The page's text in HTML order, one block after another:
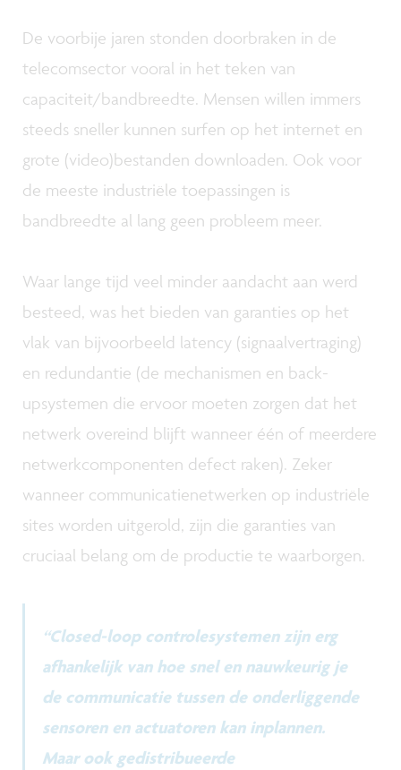
De voorbije jaren stonden doorbraken in de
telecomsector vooral in het teken van
capaciteit/bandbreedte. Mensen willen immers
steeds sneller kunnen surfen op het internet en
grote (video)bestanden downloaden. Ook voor
de meeste industriële toepassingen is
bandbreedte al lang geen probleem meer.
Waar lange tijd veel minder aandacht aan werd
besteed, was het bieden van garanties op het
vlak van bijvoorbeeld latency (signaalvertraging)
en redundantie (de mechanismen en back-
upsystemen die ervoor moeten zorgen dat het
netwerk overeind blijft wanneer één of meerdere
netwerkcomponenten defect raken). Zeker
wanneer communicatienetwerken op industriële
sites worden uitgerold, zijn die garanties van
cruciaal belang om de productie te waarborgen.
“Closed-loop controlesystemen zijn erg
afhankelijk van hoe snel en nauwkeurig je
de communicatie tussen de onderliggende
sensoren en actuatoren kan inplannen.
Maar ook gedistribueerde